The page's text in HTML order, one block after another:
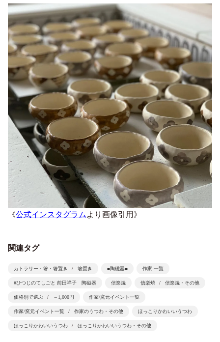
《公式インスタグラム より画像引用》
関連タグ
カトラリー・箸・箸置き 箸置き ■陶磁器■ 作家 一覧
#ひつじのてしごと 前田祥子 陶磁器 信楽焼 信楽焼 信楽焼・その他
価格別で選ぶ ～1,000円 作家/窯元イベント一覧
作家/窯元イベント一覧 作家のうつわ・その他 ほっこりかわいいうつわ
ほっこりかわいいうつわ ほっこりかわいいうつわ・その他